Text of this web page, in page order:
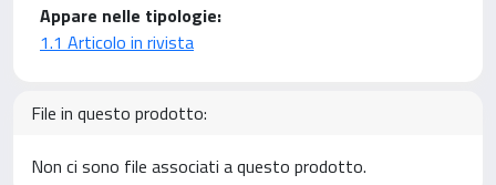
Appare nelle tipologie:
1.1 Articolo in rivista
File in questo prodotto:
Non ci sono file associati a questo prodotto.